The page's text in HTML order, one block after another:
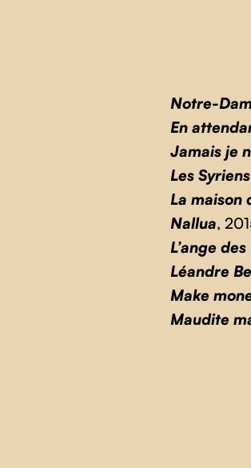
Notre-
En
Jamais je
Les
La maison
Nallua,
L’ange
Léandre
Make
Maudite